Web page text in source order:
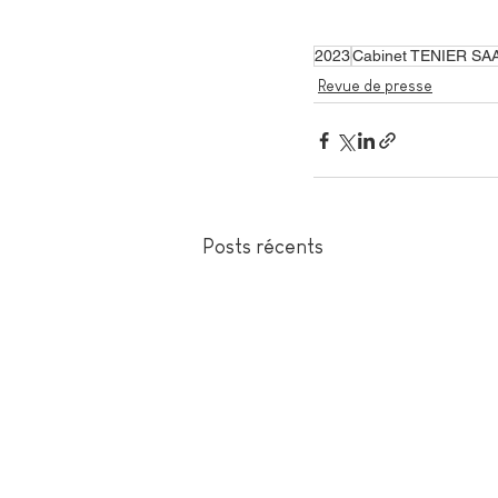
2023Cabinet TENIER
Revue de presse
Posts récents